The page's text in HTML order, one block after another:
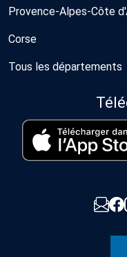
Provence-Alpes-Côte
Corse
Tous les départements